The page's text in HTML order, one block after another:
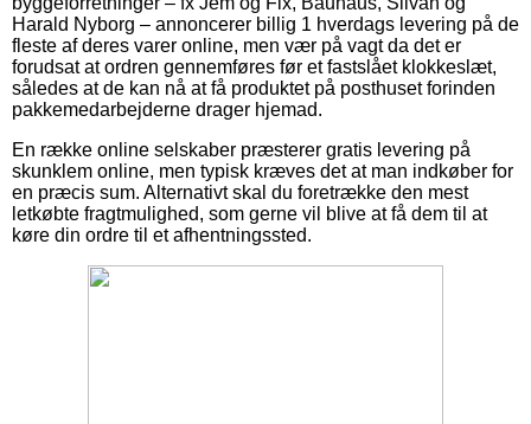
Harald Nyborg – annoncerer billig 1 hverdags levering på de
fleste af deres varer online, men vær på vagt da det er
forudsat at ordren gennemføres før et fastslået klokkeslæt,
således at de kan nå at få produktet på posthuset forinden
pakkemedarbejderne drager hjemad.
En række online selskaber præsterer gratis levering på
skunklem online, men typisk kræves det at man indkøber for
en præcis sum. Alternativt skal du foretrække den mest
letkøbte fragtmulighed, som gerne vil blive at få dem til at
køre din ordre til et afhentningssted.